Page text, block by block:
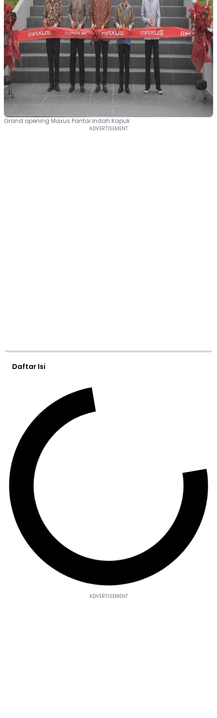
Grand opening Maxus Pantai Indah Kapuk
Daftar Isi